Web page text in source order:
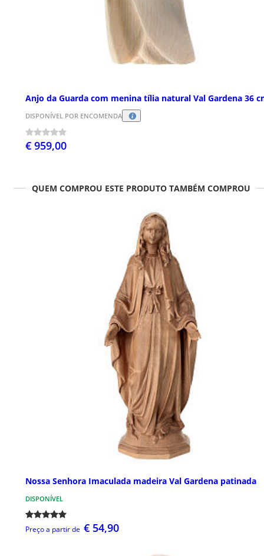
Anjo da Guarda com menina tília natural Val Gardena 36
DISPONÍVEL POR ENCOMENDA
€ 959,00
QUEM COMPROU ESTE PRODUTO TAMBÉM COMPROU
Nossa Senhora Imaculada madeira Val Gardena patinada
DISPONÍVEL
Preço a partir de € 54,90